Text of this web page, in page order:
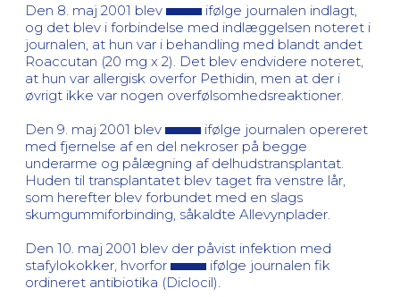
Den 8. maj 2001 blev
ifølge journalen indlagt,
og det blev i forbindelse med indlæggelsen noteret i
journalen, at hun var i behandling med blandt andet
Roaccutan (20 mg x 2). Det blev endvidere noteret,
at hun var allergisk overfor Pethidin, men at der i
øvrigt ikke var nogen overfølsomhedsreaktioner.
Den 9. maj 2001 blev
ifølge journalen opereret
med fjernelse af en del nekroser på begge
underarme og pålægning af delhudstransplantat.
Huden til transplantatet blev taget fra venstre lår,
som herefter blev forbundet med en slags
skumgummiforbinding, såkaldte Allevynplader.
Den 10. maj 2001 blev der påvist infektion med
stafylokokker, hvorfor
ifølge journalen fik
ordineret antibiotika (Diclocil).